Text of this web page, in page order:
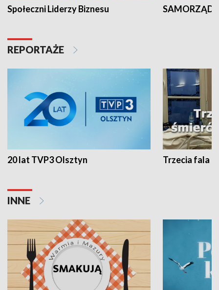
Społeczni Liderzy Biznesu SAMORZĄD
REPORTAŻE
20 lat TVP3 Olsztyn Trzecia fala -
INNE